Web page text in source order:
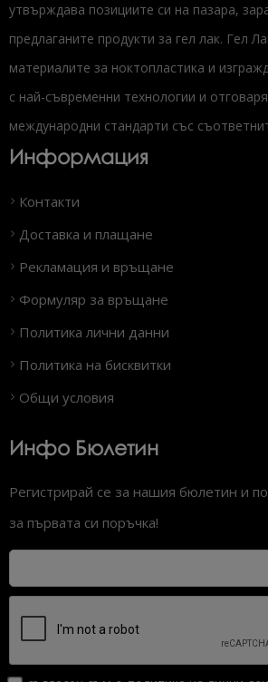
утвърждава позициите си на пазара,
предлаганите продукти за гел лак. Гел
материалите за ноктопластика и
с най-съвременни технологии и
международни стандарти със
Информация
Контакти
Доставка и плащане
Рекламация и връщане
Формуляр за връщане
Политика лични данни
Политика на бисквитки
Общи условия
Инфо Бюлетин
Регистрирай се за нашия бюлетин и
за първата си поръчка!